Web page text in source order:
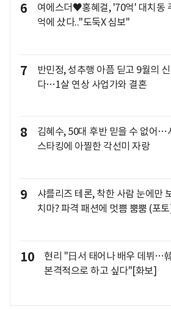
6
여에스더♥홍혜걸, '70억' 대치동
억에 샀다.."도둑X 심보"
7
반민정, 성추행 아픔 딛고 9월의
다…1살 연상 사업가와 결혼
8
김혜수, 50대 후반 믿을 수 없어…
스타킹에 아찔한 각선미 자랑
9
샤를리즈 테론, 착한 사람 눈에만
치마? 파격 패션에 멋쁨 뿜뿜 (포
10
현리 "日서 태어나 배우 데뷔…
본격적으로 하고 싶다"[화보]